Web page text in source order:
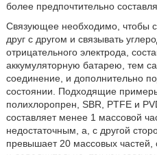
более предпочтительно
Связующее необходимо, чтобы
друг с другом и связывать
отрицательного электрода,
аккумуляторную батарею, тем
соединение, и дополнительно
состоянии. Подходящие
полихлоропрен, SBR, PTFE и
составляет менее 1 массовой
недостаточным, а, с другой
превышает 20 массовых